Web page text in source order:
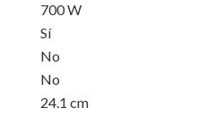
700 W
Sí
No
No
24.1 cm